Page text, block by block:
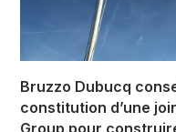
Bruzzo Dubucq
constitution d’une
Group pour